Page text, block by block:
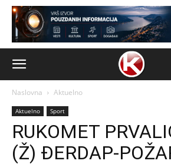
Naslovna Aktuelno
Aktuelno Sport
RUKOMET
(Ž) ĐERDAP-